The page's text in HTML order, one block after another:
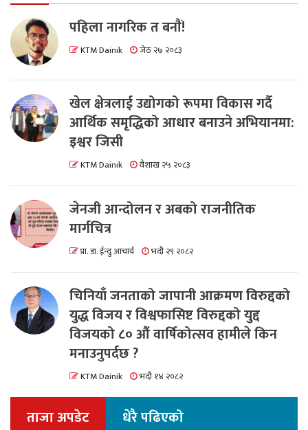
पहिला नागरिक त बनाैं!
KTM Dainik जेठ २७ २०८३
खेल क्षेत्रलाई उद्योगको रूपमा विकास गर्दै
आर्थिक समृद्धिको आधार बनाउने अभियानमा:
इश्वर जिसी
KTM Dainik वैशाख २५ २०८३
जेनजी आन्दोलन र अबको राजनीतिक
मार्गचित्र
प्रा. डा. ईन्दु आचार्य भदौ २९ २०८२
चिनियाँ जनताको जापानी आक्रमण विरुद्दको
युद्ध विजय र विश्वफासिष्ट विरुद्दको युद्द
विजयको ८० औं वार्षिकोत्सव हामीले किन
मनाउनुपर्दछ ?
KTM Dainik भदौ १४ २०८२
ताजा अपडेट धेरै पढिएको